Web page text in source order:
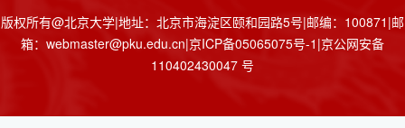
版权所有@北京大学|地址：北京市海淀区颐和园路5号|邮编：100871|邮
箱：webmaster@pku.edu.cn|京ICP备05065075号-1|京公网安备
110402430047 号